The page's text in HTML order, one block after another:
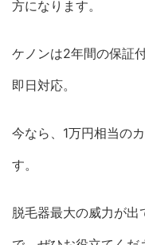
方になります。
ケノンは2年間の保証
即日対応。
今なら、1万円相当の
す。
脱毛器最大の威力が